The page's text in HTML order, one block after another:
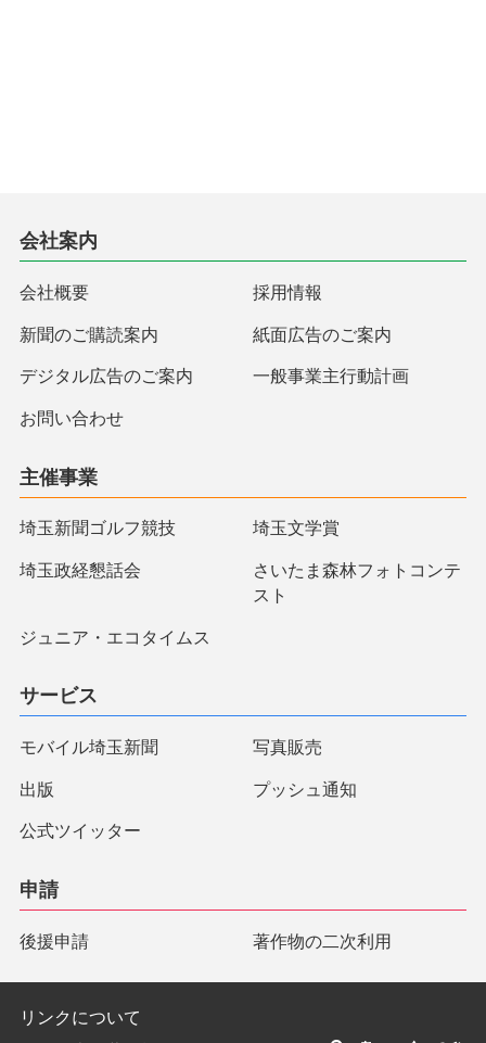
会社案内
会社概要 採用情報
新聞のご購読案内 紙面広告のご案内
デジタル広告のご案内 一般事業主行動計画
お問い合わせ
主催事業
埼玉新聞ゴルフ競技 埼玉文学賞
埼玉政経懇話会
さいたま森林フォトコンテ
スト
ジュニア・エコタイムス
サービス
モバイル埼玉新聞 写真販売
出版 プッシュ通知
公式ツイッター
申請
後援申請 著作物の二次利用
リンクについて